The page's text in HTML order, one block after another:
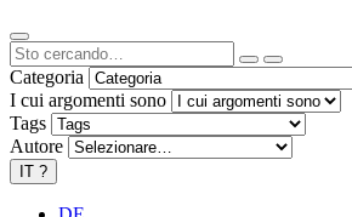
Categoria
I cui argomenti sono
Tags
Autore
IT ?